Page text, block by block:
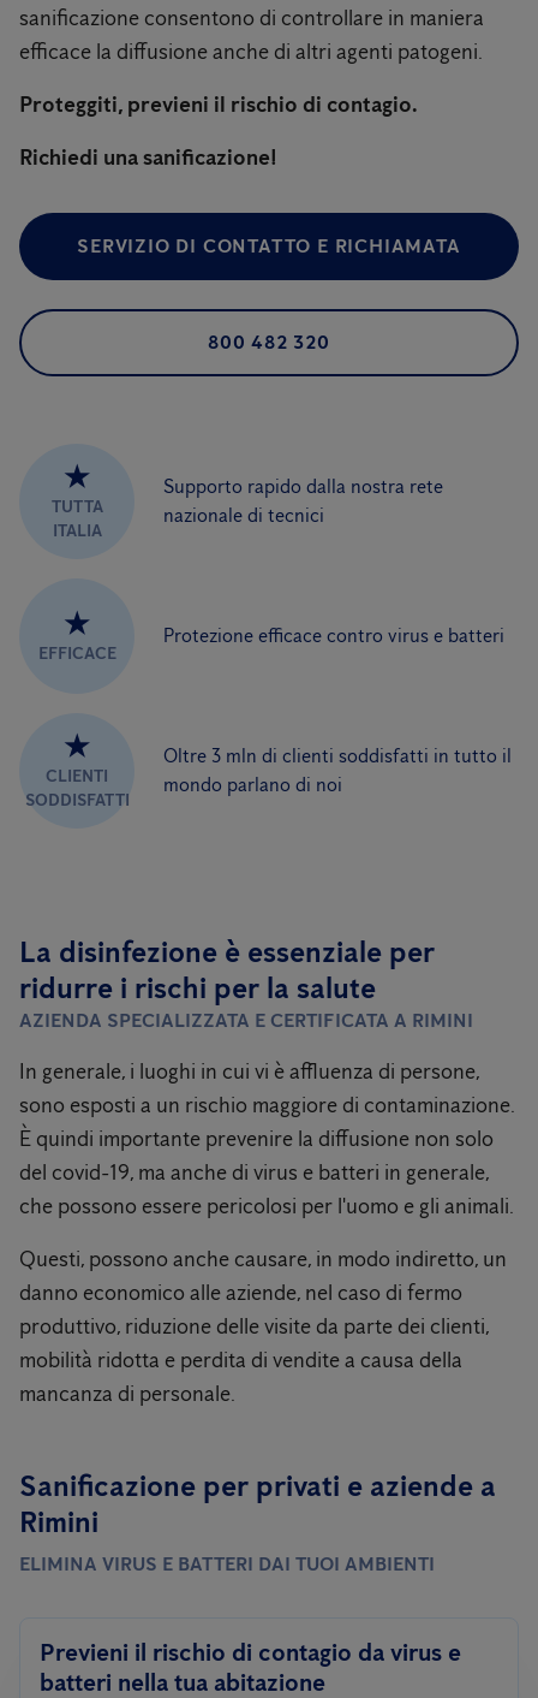
sanificazione consentono di controllare in maniera
efficace la diffusione anche di altri agenti patogeni.
Proteggiti, previeni il rischio di contagio.
Richiedi una sanificazione!
SERVIZIO DI CONTATTO E RICHIAMATA
800 482 320
★
TUTTA
ITALIA
Supporto rapido dalla nostra rete
nazionale di tecnici
★
EFFICACE
Protezione efficace contro virus e batteri
★
CLIENTI
SODDISFATTI
Oltre 3 mln di clienti soddisfatti in tutto il
mondo parlano di noi
La disinfezione è essenziale per
ridurre i rischi per la salute
AZIENDA SPECIALIZZATA E CERTIFICATA A RIMINI
In generale, i luoghi in cui vi è affluenza di persone,
sono esposti a un rischio maggiore di contaminazione.
È quindi importante prevenire la diffusione non solo
del covid-19, ma anche di virus e batteri in generale,
che possono essere pericolosi per l'uomo e gli animali.
Questi, possono anche causare, in modo indiretto, un
danno economico alle aziende, nel caso di fermo
produttivo, riduzione delle visite da parte dei clienti,
mobilità ridotta e perdita di vendite a causa della
mancanza di personale.
Sanificazione per privati ​​e aziende a
Rimini
ELIMINA VIRUS E BATTERI DAI TUOI AMBIENTI
Previeni il rischio di contagio da virus e
batteri nella tua abitazione